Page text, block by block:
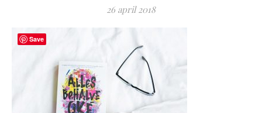
26 april 2018
Save